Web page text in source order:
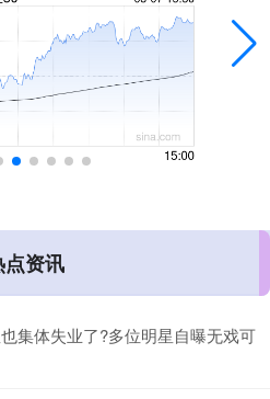
点资讯
集体失业了?多位明星自曝无戏可